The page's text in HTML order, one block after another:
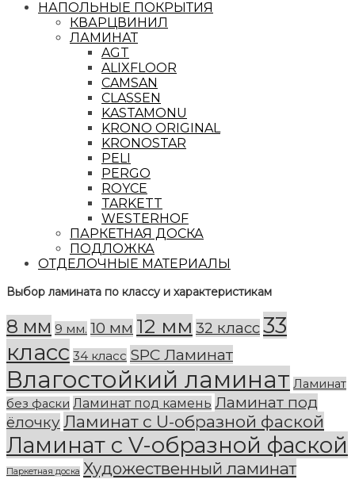
НАПОЛЬНЫЕ ПОКРЫТИЯ
КВАРЦВИНИЛ
ЛАМИНАТ
AGT
ALIXFLOOR
CAMSAN
CLASSEN
KASTAMONU
KRONO ORIGINAL
KRONOSTAR
PELI
PERGO
ROYCE
TARKETT
WESTERHOF
ПАРКЕТНАЯ ДОСКА
ПОДЛОЖКА
ОТДЕЛОЧНЫЕ МАТЕРИАЛЫ
Выбор ламината по классу и характеристикам
8 мм 9 мм. 10 мм 12 мм 32 класс33
класс 34 класс SPC Ламинат
Влагостойкий ламинат Ламинат
без фаски Ламинат под камень Ламинат под
ёлочкуЛаминат с U-образной фаской
Ламинат с V-образной фаской
Паркетная доска Художественный ламинат